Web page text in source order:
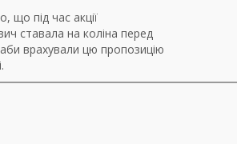
що під час акції
ставала на коліна перед
врахували цю пропозицію